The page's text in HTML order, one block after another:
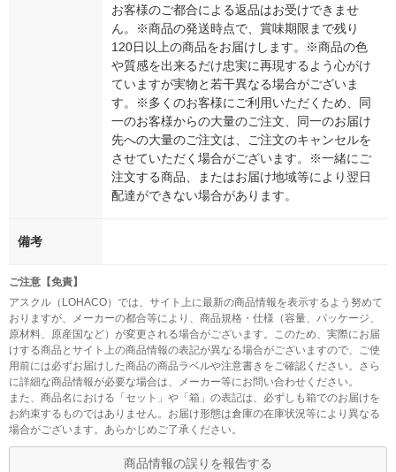
お客様のご都合による返品はお受けできませ
ん。※商品の発送時点で、賞味期限まで残り
120日以上の商品をお届けします。※商品の色
や質感を出来るだけ忠実に再現するよう心がけ
ていますが実物と若干異なる場合がございま
す。※多くのお客様にご利用いただくため、同
一のお客様からの大量のご注文、同一のお届け
先への大量のご注文は、ご注文のキャンセルを
させていただく場合がございます。※一緒にご
注文する商品、またはお届け地域等により翌日
配達ができない場合があります。
備考
ご注意【免責】
アスクル（LOHACO）では、サイト上に最新の商品情報を表示するよう努めて
おりますが、メーカーの都合等により、商品規格・仕様（容量、パッケージ、
原材料、原産国など）が変更される場合がございます。このため、実際にお届
けする商品とサイト上の商品情報の表記が異なる場合がございますので、ご使
用前には必ずお届けした商品の商品ラベルや注意書きをご確認ください。さら
に詳細な商品情報が必要な場合は、メーカー等にお問い合わせください。
また、商品名における「セット」や「箱」の表記は、必ずしも箱でのお届けを
お約束するものではありません。お届け形態は倉庫の在庫状況等により異なる
場合がございます。あらかじめご了承ください。
商品情報の誤りを報告する